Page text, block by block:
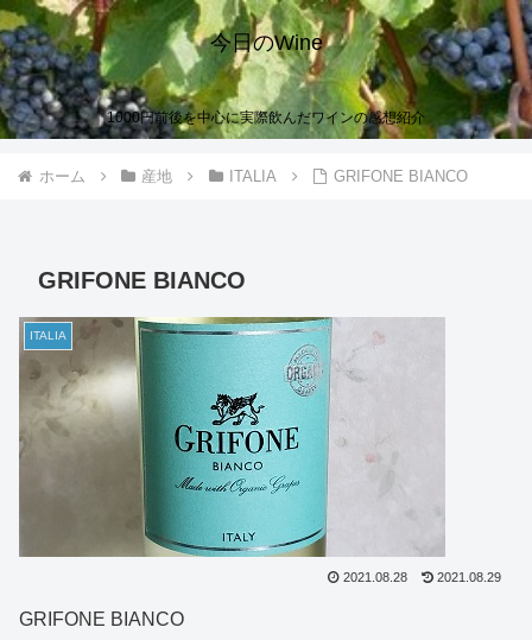
今日のWine
1000円前後を中心に実際飲んだワインの感想紹介
ホーム 産地 ITALIA GRIFONE BIANCO
GRIFONE BIANCO
ITALIA
2021.08.28 2021.08.29
GRIFONE BIANCO